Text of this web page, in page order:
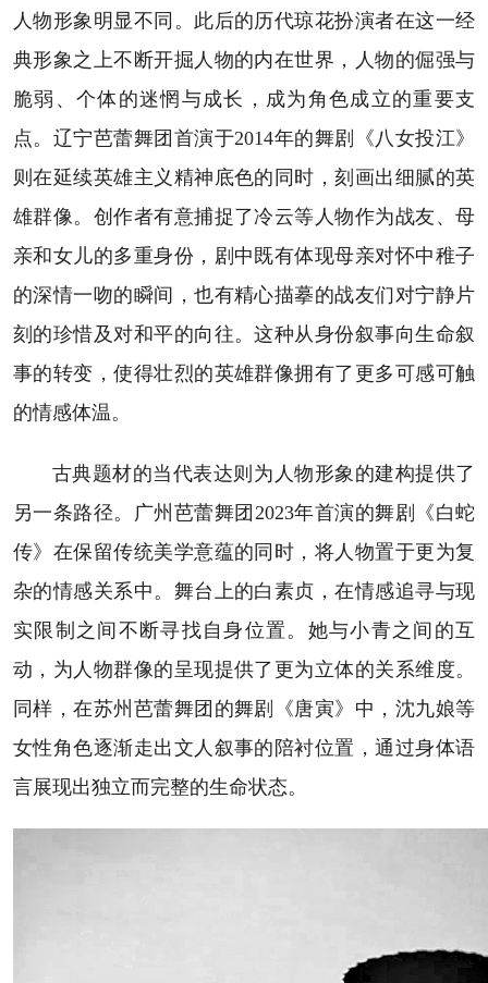
人物形象明显不同。此后的历代琼花扮演者在这一经
典形象之上不断开掘人物的内在世界，人物的倔强与
脆弱、个体的迷惘与成长，成为角色成立的重要支
点。辽宁芭蕾舞团首演于2014年的舞剧《八女投江》
则在延续英雄主义精神底色的同时，刻画出细腻的英
雄群像。创作者有意捕捉了冷云等人物作为战友、母
亲和女儿的多重身份，剧中既有体现母亲对怀中稚子
的深情一吻的瞬间，也有精心描摹的战友们对宁静片
刻的珍惜及对和平的向往。这种从身份叙事向生命叙
事的转变，使得壮烈的英雄群像拥有了更多可感可触
的情感体温。
古典题材的当代表达则为人物形象的建构提供了
另一条路径。广州芭蕾舞团2023年首演的舞剧《白蛇
传》在保留传统美学意蕴的同时，将人物置于更为复
杂的情感关系中。舞台上的白素贞，在情感追寻与现
实限制之间不断寻找自身位置。她与小青之间的互
动，为人物群像的呈现提供了更为立体的关系维度。
同样，在苏州芭蕾舞团的舞剧《唐寅》中，沈九娘等
女性角色逐渐走出文人叙事的陪衬位置，通过身体语
言展现出独立而完整的生命状态。